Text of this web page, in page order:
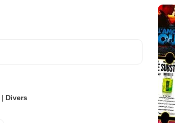
| Divers